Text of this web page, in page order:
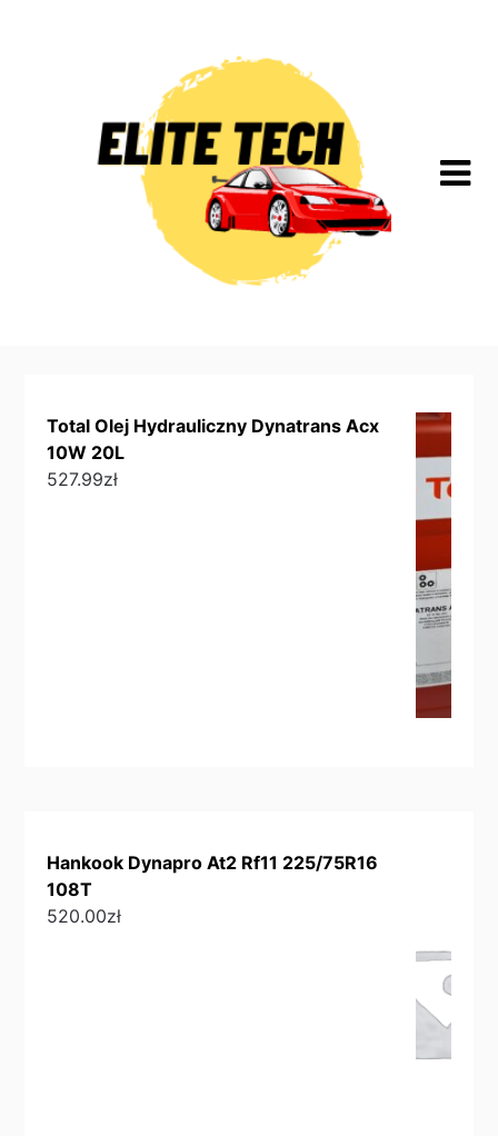
Total Olej Hydrauliczny Dynatrans Acx
10W 20L
527.99zł
Hankook Dynapro At2 Rf11 225/75R16
108T
520.00zł